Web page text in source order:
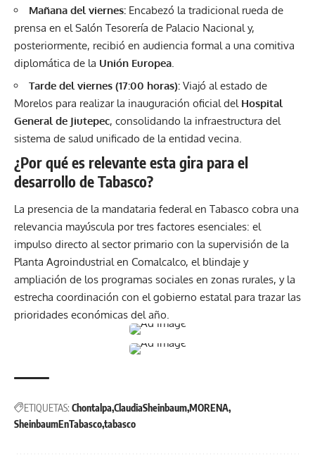
Mañana del viernes: Encabezó la tradicional rueda de
prensa en el Salón Tesorería de Palacio Nacional y,
posteriormente, recibió en audiencia formal a una comitiva
diplomática de la Unión Europea
Tarde del viernes (17:00 horas): Viajó al estado de
Morelos para realizar la inauguración oficial del Hospital
General de Jiutepec, consolidando la infraestructura del
sistema de salud unificado de la entidad vecina.
¿Por qué es relevante esta gira para el
desarrollo de Tabasco?
La presencia de la mandataria federal en Tabasco cobra una
relevancia mayúscula por tres factores esenciales: el
impulso directo al sector primario con la supervisión de la
Planta Agroindustrial en Comalcalco, el blindaje y
ampliación de los programas sociales en zonas rurales, y la
estrecha coordinación con el gobierno estatal para trazar las
prioridades económicas del año.
ETIQUETAS: Chontalpa ClaudiaSheinbaumMORENA
SheinbaumEnTabascotabasco